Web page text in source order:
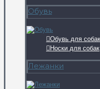
Обувь
Обувь для собак
Носки для собак
Лежанки